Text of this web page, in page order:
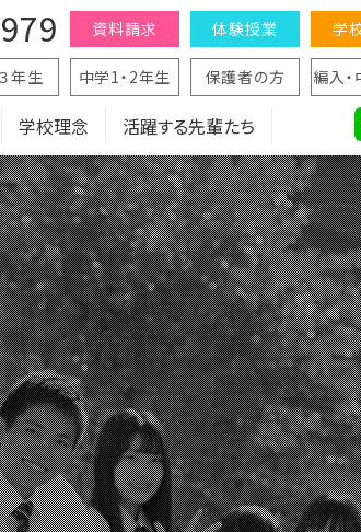
学校理念 活躍する先輩たち
資料請求 体験授業 学
年生 中学1・2年生 保護者の方 編入